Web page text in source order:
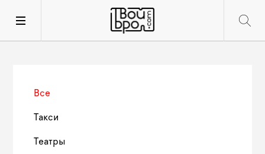
Все
Такси
Театры